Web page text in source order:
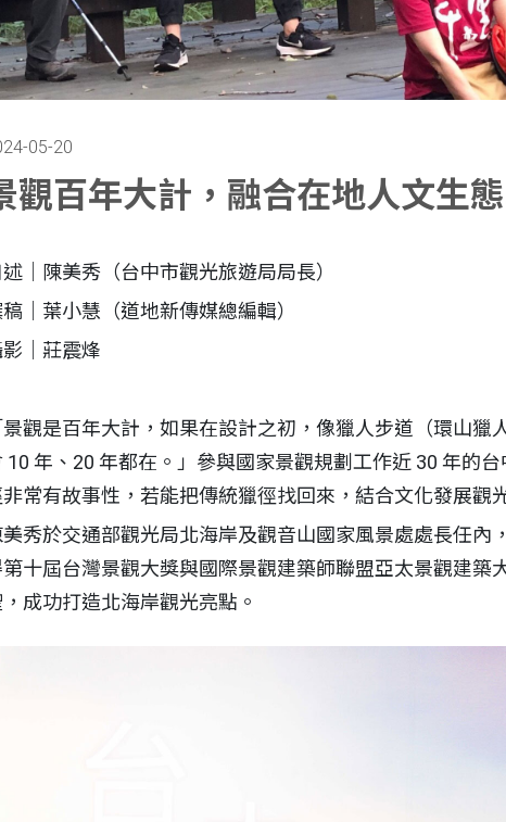
05-20
觀百年大計，融合在地人文生
述｜陳美秀（台中市觀光旅遊局局長）
｜葉小慧（道地新傳媒總編輯）
影｜莊震烽
景觀是百年大計，如果在設計之初，像獵人步道（環山
10 年、20 年都在。」參與國家景觀規劃工作近 30 年的
常有故事性，若能把傳統獵徑找回來，結合文化發展觀
美秀於交通部觀光局北海岸及觀音山國家風景處處長任
十屆台灣景觀大獎與國際景觀建築師聯盟亞太景觀建築
成功打造北海岸觀光亮點。